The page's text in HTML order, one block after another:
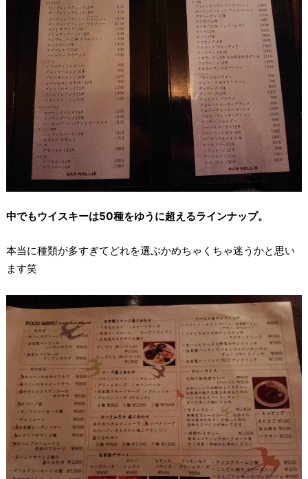
中でもウイスキーは50種をゆうに超えるラインナップ。
本当に種類が多すぎてどれを選ぶかめちゃくちゃ迷うかと思い
ます笑